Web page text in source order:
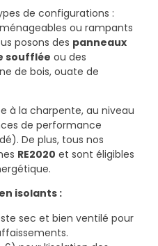
de configurations :
ou rampants
posons des panneaux
soufflée ou des
de bois, ouate de
à la charpente, au niveau
de performance
De plus, tous nos
RE2020 et sont éligibles
isolants :
sec et bien ventilé pour